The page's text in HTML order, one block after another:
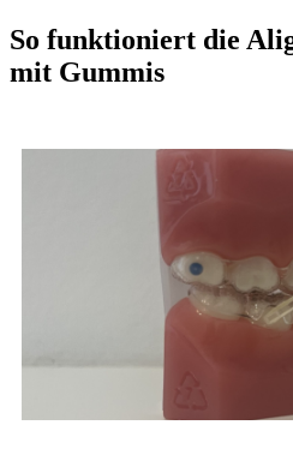
So funktioniert die
mit Gummis